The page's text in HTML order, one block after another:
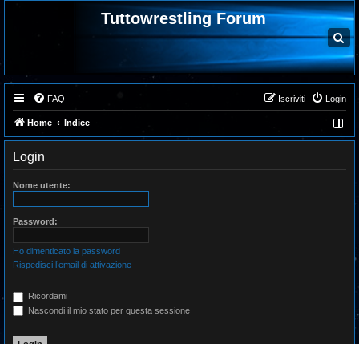
Tuttowrestling Forum
C
e
r
c
a
FAQ Login
Iscriviti
Home Indice
Login
Nome utente:
Password:
Ho dimenticato la password
Rispedisci l’email di attivazione
Ricordami
Nascondi il mio stato per questa sessione